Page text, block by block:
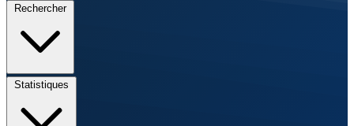
Rechercher
Statistiques